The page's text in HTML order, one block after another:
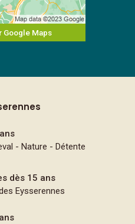
Google Maps
- Nature - Détente
dès 15 ans
Eysserennes